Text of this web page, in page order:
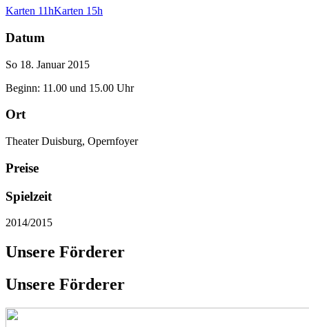
Karten 11hKarten 15h
Datum
So 18. Januar 2015
Beginn: 11.00 und 15.00 Uhr
Ort
Theater Duisburg, Opernfoyer
Preise
Spielzeit
2014/2015
Unsere Förderer
Unsere Förderer